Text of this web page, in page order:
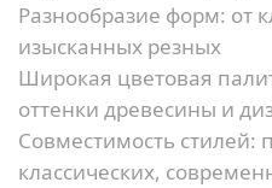
Разнообразие форм: от
изысканных резных
Широкая цветовая
оттенки древесины и
Совместимость стилей:
классических,